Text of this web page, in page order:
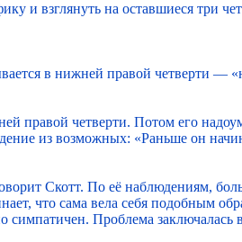
и взглянуть на оставшиеся три
в нижней правой четверти —
правой четверти. Потом его
из возможных: «Раньше он
Скотт. По её наблюдениям,
что сама вела себя подобным
Проблема заключалась